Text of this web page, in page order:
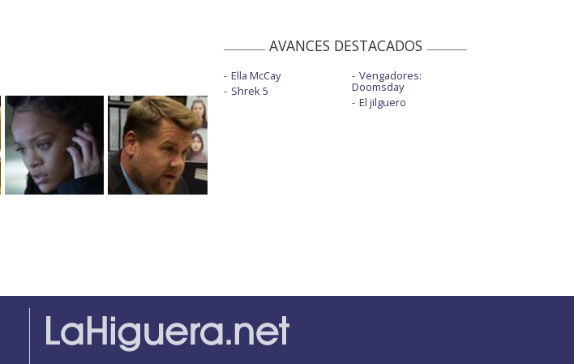
AVANCES DESTACADOS
Ella McCay
Shrek 5
Vengadores:
Doomsday
El jilguero